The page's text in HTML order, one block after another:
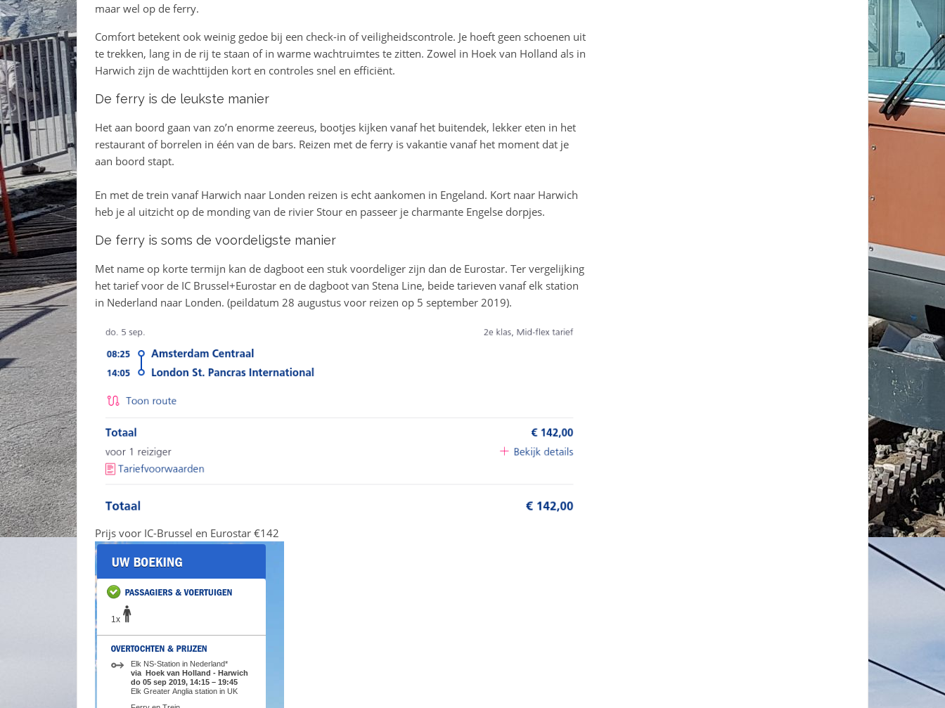
maar wel op de ferry.
Comfort betekent ook weinig gedoe bij een check-in of veiligheidscontrole. Je hoeft geen schoenen uit
te trekken, lang in de rij te staan of in warme wachtruimtes te zitten. Zowel in Hoek van Holland als in
Harwich zijn de wachttijden kort en controles snel en efficiënt.
De ferry is de leukste manier
Het aan boord gaan van zo’n enorme zeereus, bootjes kijken vanaf het buitendek, lekker eten in het
restaurant of borrelen in één van de bars. Reizen met de ferry is vakantie vanaf het moment dat je
aan boord stapt.
En met de trein vanaf Harwich naar Londen reizen is echt aankomen in Engeland. Kort naar Harwich
heb je al uitzicht op de monding van de rivier Stour en passeer je charmante Engelse dorpjes.
De ferry is soms de voordeligste manier
Met name op korte termijn kan de dagboot een stuk voordeliger zijn dan de Eurostar. Ter vergelijking
het tarief voor de IC Brussel+Eurostar en de dagboot van Stena Line, beide tarieven vanaf elk station
in Nederland naar Londen. (peildatum 28 augustus voor reizen op 5 september 2019).
Prijs voor IC-Brussel en Eurostar €142